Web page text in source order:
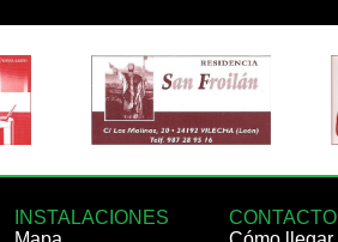
INSTALACIONES
CONTACTO